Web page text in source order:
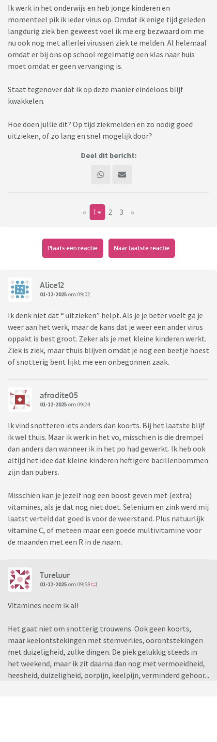
Ik werk in het onderwijs en heb jonge kinderen en
momenteel pik ik ieder virus op. Omdat ik enige tijd geleden
langdurig ziek ben geweest voel ik me erg bezwaard om me
nu ook nog met allerlei virussen ziek te melden. Al helemaal
omdat er bij ons op school regelmatig een klas naar huis
moet omdat er geen vervanging is.
Staat tegenover dat ik op deze manier eindeloos blijf
kwakkelen.
Hoe doen jullie dit? Op tijd ziekmelden en zo nodig goed
uitzieken, of zo lang en snel mogelijk door?
Deel dit bericht:
« 1 2 3 »
Plaats een reactie Naar laatste reactie
Alice12
01-12-2025 om 09:02
Ik denk niet dat “ uitzieken” helpt. Als je je beter voelt ga je
weer aan het werk, maar de kans dat je weer een ander virus
oppakt is best groot. Zeker als je met kleine kinderen werkt.
Ziek is ziek, maar thuis blijven omdat je nog een beetje hoest
of snotterig bent lijkt me een onbegonnen zaak.
afrodite05
01-12-2025 om 09:24
Ik vind snotteren iets anders dan koorts. Bij het laatste blijf
ik wel thuis. Maar ik werk in het vo, misschien is die drempel
dan anders dan wanneer ik in het po had gewerkt. Ik heb ook
altijd het idee dat kleine kinderen heftigere bacillenbommen
zijn dan pubers.
Misschien kan je jezelf nog een boost geven met (extra)
vitamines, als je dat nog niet doet. Selenium en zink werd mij
laatst verteld dat goed is voor de weerstand. Plus natuurlijk
vitamine C, of meteen maar een goede multivitamine voor
de maanden met een R in de naam.
Tureluur
01-12-2025 om 09:58
Vitamines neem ik al!
Het gaat niet om snotterig trouwens. Ook geen koorts,
maar keelontstekingen met stemverlies, oorontstekingen
met duizeligheid, zulke dingen. De piek gelukkig steeds in
het weekend, maar ik zit daarna dan nog met vermoeidheid,
heesheid, duizeligheid, oorpijn, keelpijn, verminderd gehoor...